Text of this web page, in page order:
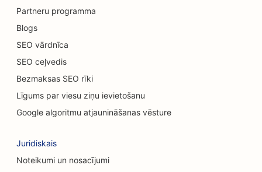
SEO automobiļu dīleriem
SEO tīrīšanas pakalpojumiem
SEO hiropraktiķiem
Ķīmiskā pīlinga pakalpojumu SEO
SEO galvaskausa ķirurgiem
Partneru programma
Blogs
SEO vārdnīca
SEO ceļvedis
Bezmaksas SEO rīki
Līgums par viesu ziņu ievietošanu
Google algoritmu atjaunināšanas vēsture
Juridiskais
Noteikumi un nosacījumi